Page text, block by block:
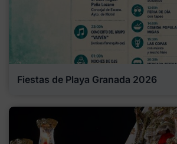
Fiestas de Playa Granada 2026